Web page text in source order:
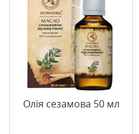
Олія сезамова 50 мл